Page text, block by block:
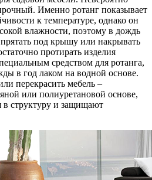
Именно ротанг показывает
к температуре, однако он
влажности, поэтому в дождь
под крышу или накрывать
протирать изделия
средством для ротанга,
в год лаком на водной основе.
перекрасить мебель –
или полиуретановой основе,
структуру и защищают